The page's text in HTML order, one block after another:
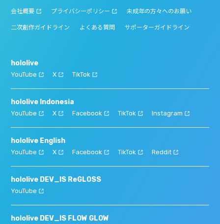
会社概要 プライバシーポリシー 未成年の方々へのお願い
二次創作ガイドライン よくある質問 サポーターガイドライン
hololive
YouTube X TikTok
hololive Indonesia
YouTube X Facebook TikTok Instagram
hololive English
YouTube X Facebook TikTok Reddit
hololive DEV_IS ReGLOSS
YouTube
hololive DEV_IS FLOW GLOW